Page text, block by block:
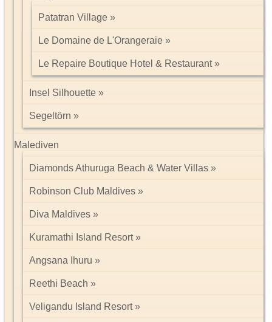
Patatran Village
Le Domaine de L'Orangeraie
Le Repaire Boutique Hotel & Restaurant
Insel Silhouette
Segeltörn
Malediven
Diamonds Athuruga Beach & Water Villas
Robinson Club Maldives
Diva Maldives
Kuramathi Island Resort
Angsana Ihuru
Reethi Beach
Veligandu Island Resort